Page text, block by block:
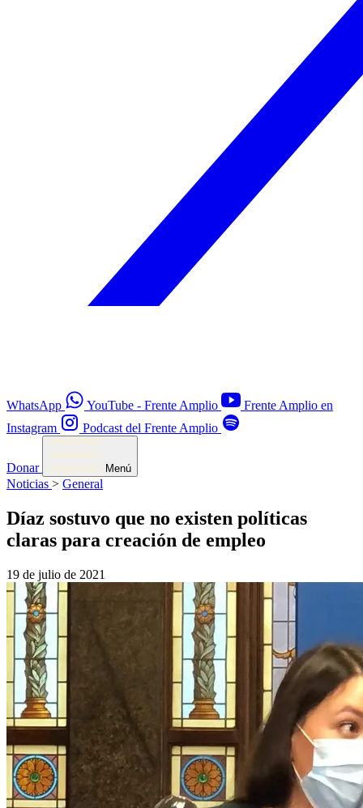
WhatsApp YouTube - Frente Amplio
Frente Amplio en
Instagram
Podcast del Frente Amplio
Donar Menú
Noticias > General
Díaz sostuvo que no existen políticas
claras para creación de empleo
19 de julio de 2021